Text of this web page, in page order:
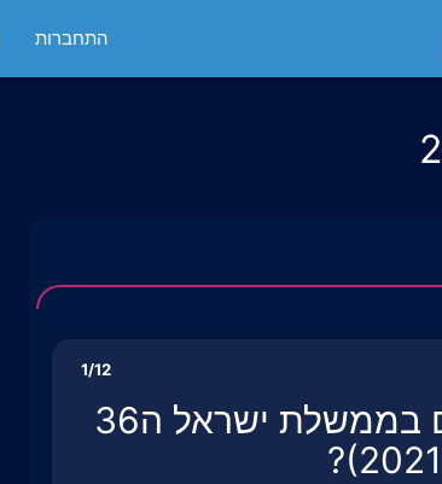
התחברות
1/12
מי היה שר הפנים בממשלת ישראל ה36